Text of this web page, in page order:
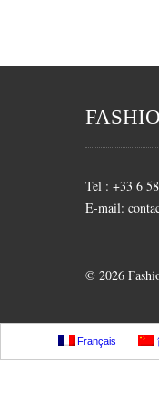
Tel : +33 6
E-mail:
© 2026
Français